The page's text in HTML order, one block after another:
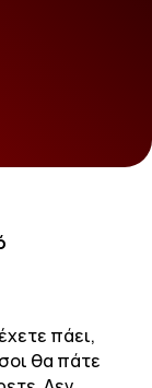
πάει,
θα πάτε